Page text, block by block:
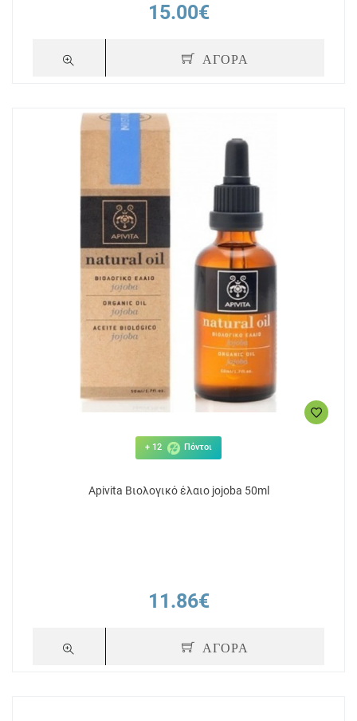
15.00€
ΑΓΟΡΑ
+ 12 Πόντοι
Apivita Βιολογικό έλαιο jojoba 50ml
11.86€
ΑΓΟΡΑ